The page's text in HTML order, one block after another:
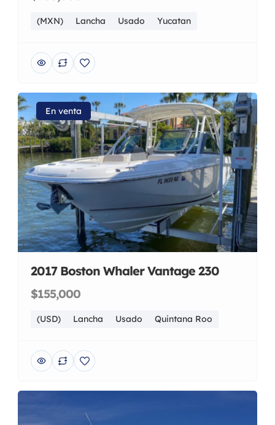
(MXN) Lancha Usado Yucatan
En venta
2017 Boston Whaler Vantage 230
$155,000
(USD) Lancha Usado Quintana Roo